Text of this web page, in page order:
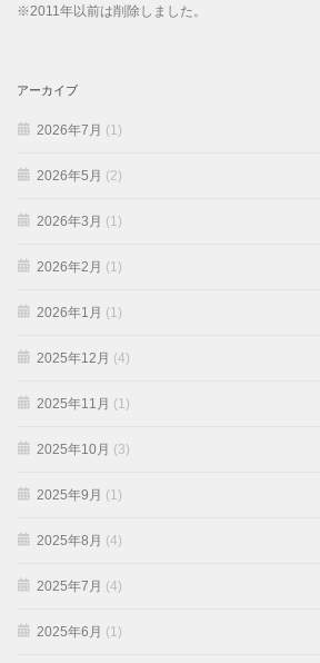
※2011年以前は削除しました。
アーカイブ
2026年7月 (1)
2026年5月 (2)
2026年3月 (1)
2026年2月 (1)
2026年1月 (1)
2025年12月 (4)
2025年11月 (1)
2025年10月 (3)
2025年9月 (1)
2025年8月 (4)
2025年7月 (4)
2025年6月 (1)